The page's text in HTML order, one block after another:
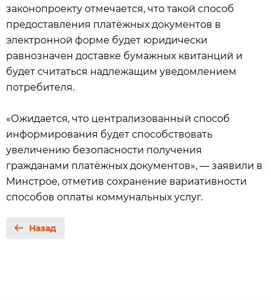
законопроекту отмечается, что такой способ
предоставления платёжных документов в
электронной форме будет юридически
равнозначен доставке бумажных квитанций и
будет считаться надлежащим уведомлением
потребителя.
«Ожидается, что централизованный способ
информирования будет способствовать
увеличению безопасности получения
гражданами платёжных документов», — заявили в
Минстрое, отметив сохранение вариативности
способов оплаты коммунальных услуг.
Назад